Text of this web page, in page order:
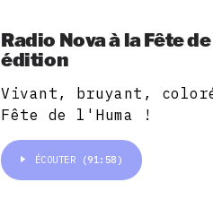
Radio Nova à la Fête
édition
Vivant, bruyant,
Fête de l'Huma !
ÉCOUTER (91:58)